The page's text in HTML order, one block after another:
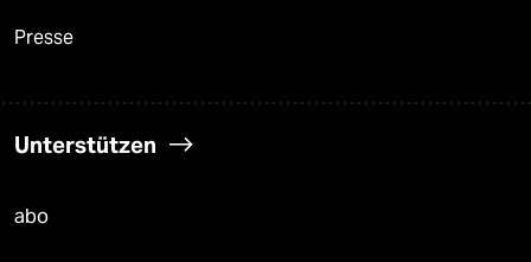
Presse
Unterstützen
abo